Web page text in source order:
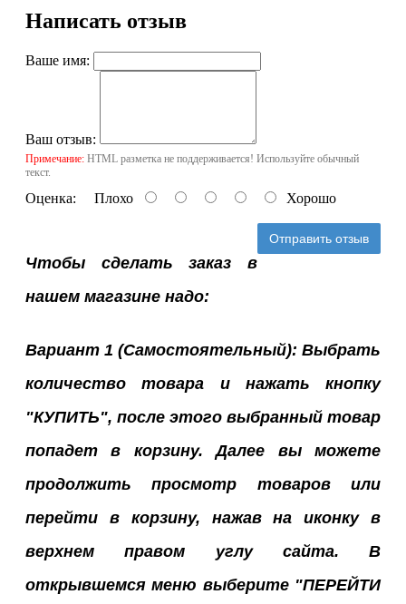
Написать отзыв
Ваше имя:
Ваш отзыв:
Примечание: HTML разметка не поддерживается! Используйте обычный
текст.
Оценка: Плохо Хорошо
Отправить отзыв
Чтобы сделать заказ в
нашем магазине надо:
Вариант 1 (Самостоятельный): Выбрать
количество товара и нажать кнопку
"КУПИТЬ", после этого выбранный товар
попадет в корзину. Далее вы можете
продолжить просмотр товаров или
перейти в корзину, нажав на иконку в
верхнем правом углу сайта. В
открывшемся меню выберите "ПЕРЕЙТИ